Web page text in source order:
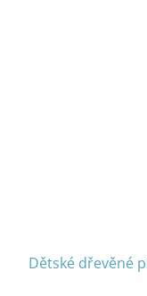
Dětské dřevěné